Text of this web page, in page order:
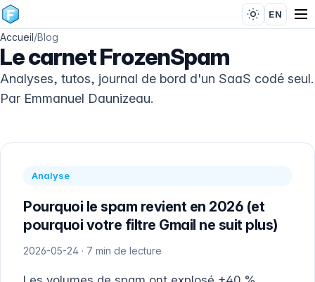
EN
Accueil/Blog
Le carnet FrozenSpam
Analyses, tutos, journal de bord d'un SaaS codé seul.
Par Emmanuel Daunizeau.
Analyse
Pourquoi le spam revient en 2026 (et
pourquoi votre filtre Gmail ne suit plus)
2026-05-24 · 7 min de lecture